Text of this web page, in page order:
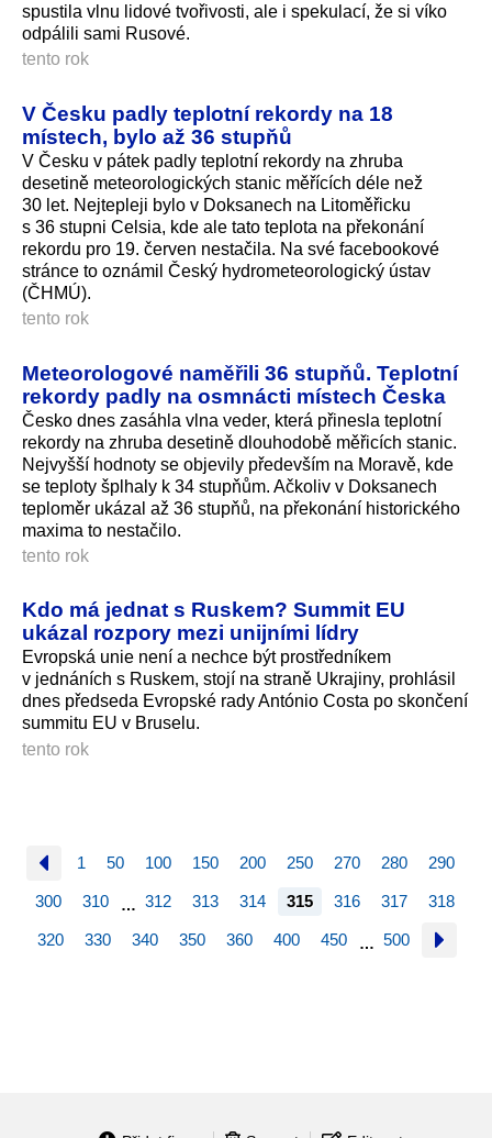
spustila vlnu lidové tvořivosti, ale i spekulací, že si víko
odpálili sami Rusové.
tento rok
V Česku padly teplotní rekordy na 18
místech, bylo až 36 stupňů
V Česku v pátek padly teplotní rekordy na zhruba
desetině meteorologických stanic měřících déle než
30 let. Nejtepleji bylo v Doksanech na Litoměřicku
s 36 stupni Celsia, kde ale tato teplota na překonání
rekordu pro 19. červen nestačila. Na své facebookové
stránce to oznámil Český hydrometeorologický ústav
(ČHMÚ).
tento rok
Meteorologové naměřili 36 stupňů. Teplotní
rekordy padly na osmnácti místech Česka
Česko dnes zasáhla vlna veder, která přinesla teplotní
rekordy na zhruba desetině dlouhodobě měřicích stanic.
Nejvyšší hodnoty se objevily především na Moravě, kde
se teploty šplhaly k 34 stupňům. Ačkoliv v Doksanech
teploměr ukázal až 36 stupňů, na překonání historického
maxima to nestačilo.
tento rok
Kdo má jednat s Ruskem? Summit EU
ukázal rozpory mezi unijními lídry
Evropská unie není a nechce být prostředníkem
v jednáních s Ruskem, stojí na straně Ukrajiny, prohlásil
dnes předseda Evropské rady António Costa po skončení
summitu EU v Bruselu.
tento rok
1 50 100 150 200 250 270 280 290
300 310 … 312 313 314 315 316 317 318
320 330 340 350 360 400 450 … 500